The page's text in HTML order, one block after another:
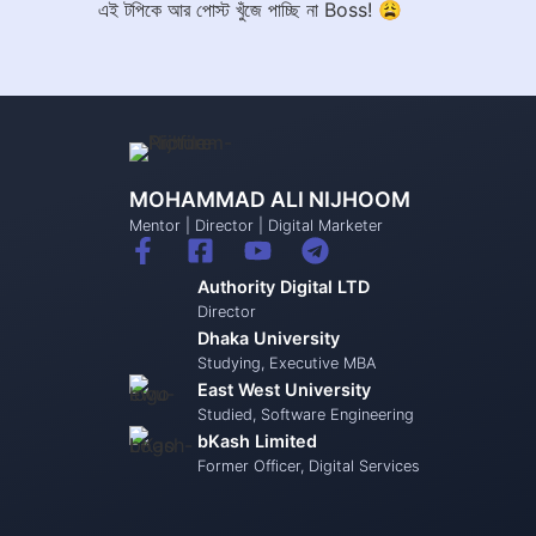
এই টপিকে আর পোস্ট খুঁজে পাচ্ছি না Boss! 😩
MOHAMMAD ALI NIJHOOM
Mentor | Director | Digital Marketer
Authority Digital LTD
Director
Dhaka University
Studying, Executive MBA
East West University
Studied, Software Engineering
bKash Limited
Former Officer, Digital Services